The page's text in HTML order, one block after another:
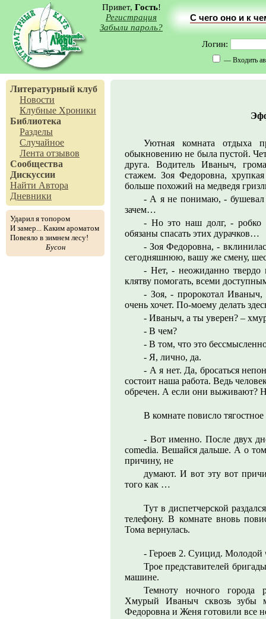
Привет, Гость!
Регистрация
Забыли пароль?
С чего оно и к
Логин:
— Входить
Литературный клуб
Новости
Клубные Хроники
Библиотека
Разделы
Случайное
Лента отзывов
Сообщества
Дискуссии
Найти Автора
Дневники
Ударил я топором
И замер... Каким ароматом
Повеяло в зимнем лесу!
Бусон
Уютная комната отдыха
обыкновению не была пустой.
друга. Водитель Иваныч,
стажем. Зоя Федоровна,
больше похожий на медведя
- А я не понимаю, -
зачем…
- Но это наш долг, - робко
обязаны спасать этих дурачков…
- Зоя Федоровна, -
сегодняшнюю, вашу же смену,
- Нет, - неожиданно твердо
клятву помогать, всеми
- Зоя, - пророкотал
очень хочет. По-моему делать
- Иваныч, а ты уверен? –
- В чем?
- В том, что это
- Я, лично, да.
- А я нет. Да, бросаться
состоит наша работа. Ведь
обречен. А если они выживают?
В комнате повисло
- Вот именно. После двух
comedia. Вешайся дальше. А о
причину, не
думают. И вот эту вот
того как …
Тут в диспетчерской
телефону. В комнате вновь
Тома вернулась.
- Героев 2. Суицид.
Трое представителей
машине.
Темноту ночного города
Хмурый Иваныч сквозь зубы
Федоровна и Женя готовили все